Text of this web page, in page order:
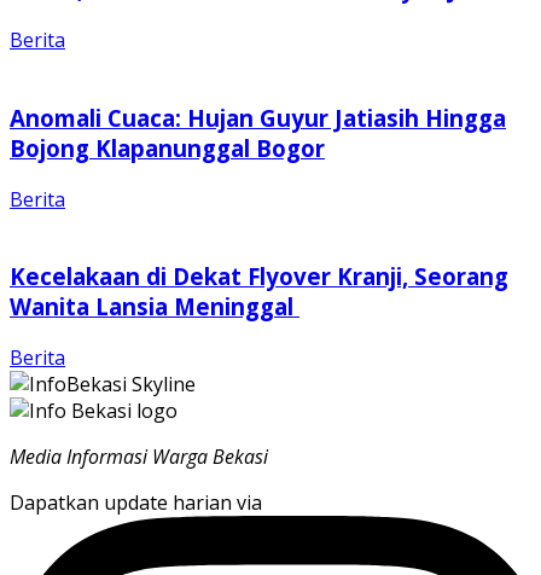
Berita
Anomali Cuaca: Hujan Guyur Jatiasih Hingga
Bojong Klapanunggal Bogor
Berita
Kecelakaan di Dekat Flyover Kranji, Seorang
Wanita Lansia Meninggal
Berita
Media Informasi Warga Bekasi
Dapatkan update harian via